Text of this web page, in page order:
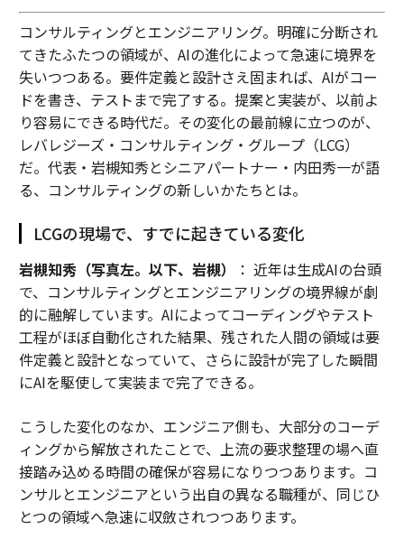
コンサルティングとエンジニアリング。明確に分断され
てきたふたつの領域が、AIの進化によって急速に境界を
失いつつある。要件定義と設計さえ固まれば、AIがコー
ドを書き、テストまで完了する。提案と実装が、以前よ
り容易にできる時代だ。その変化の最前線に立つのが、
レバレジーズ・コンサルティング・グループ（LCG）
だ。代表・岩槻知秀とシニアパートナー・内田秀一が語
る、コンサルティングの新しいかたちとは。
LCGの現場で、すでに起きている変化
岩槻知秀（写真左。以下、岩槻）
： 近年は生成AIの台頭
で、コンサルティングとエンジニアリングの境界線が劇
的に融解しています。AIによってコーディングやテスト
工程がほぼ自動化された結果、残された人間の領域は要
件定義と設計となっていて、さらに設計が完了した瞬間
にAIを駆使して実装まで完了できる。
こうした変化のなか、エンジニア側も、大部分のコーデ
ィングから解放されたことで、上流の要求整理の場へ直
接踏み込める時間の確保が容易になりつつあります。コ
ンサルとエンジニアという出自の異なる職種が、同じひ
とつの領域へ急速に収斂されつつあります。